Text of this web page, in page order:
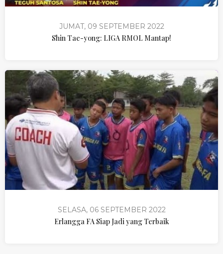
JUMAT, 09 SEPTEMBER 2022
Shin Tae-yong: LIGA RMOL Mantap!
SELASA, 06 SEPTEMBER 2022
Erlangga FA Siap Jadi yang Terbaik